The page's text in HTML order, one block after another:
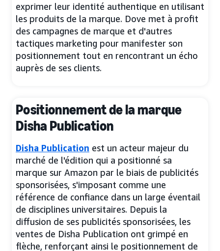
exprimer leur identité authentique en utilisant
les produits de la marque. Dove met à profit
des campagnes de marque et d'autres
tactiques marketing pour manifester son
positionnement tout en rencontrant un écho
auprès de ses clients.
Positionnement de la marque
Disha Publication
Disha Publication est un acteur majeur du
marché de l'édition qui a positionné sa
marque sur Amazon par le biais de publicités
sponsorisées, s'imposant comme une
référence de confiance dans un large éventail
de disciplines universitaires. Depuis la
diffusion de ses publicités sponsorisées, les
ventes de Disha Publication ont grimpé en
flèche, renforçant ainsi le positionnement de